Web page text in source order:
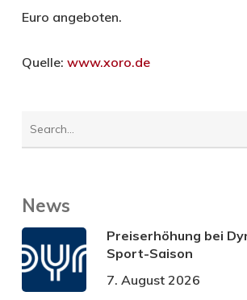
Euro angeboten.
Quelle: www.xoro.de
News
Preiserhöhung bei
Sport-Saison
7. August 2026